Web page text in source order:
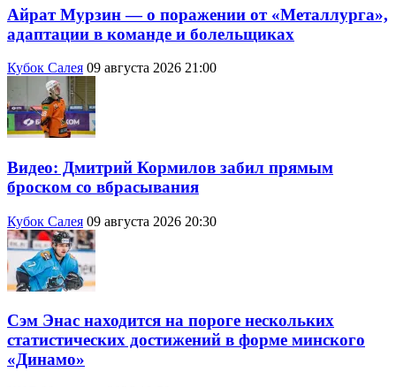
Айрат Мурзин — о поражении от «Металлурга»,
адаптации в команде и болельщиках
Кубок Салея 09 августа 2026 21:00
Видео: Дмитрий Кормилов забил прямым
броском со вбрасывания
Кубок Салея 09 августа 2026 20:30
Сэм Энас находится на пороге нескольких
статистических достижений в форме минского
«Динамо»